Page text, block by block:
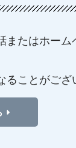
またはホー
ことがご